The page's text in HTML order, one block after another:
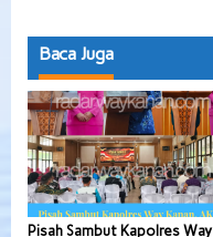
Baca Juga
Pisah Sambut Kapolres Way